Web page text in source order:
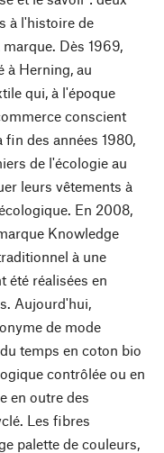
à l'histoire de
Dès 1969,
à Herning, au
qui, à l'époque
conscient
des années 1980,
de l'écologie au
leurs vêtements à
En 2008,
Knowledge
à une
été réalisées en
Aujourd'hui,
de mode
temps en coton bio
contrôlée ou en
en outre des
Les fibres
palette de couleurs,